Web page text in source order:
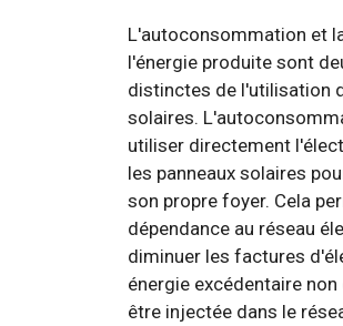
L'autoconsommation et
l'énergie produite sont
distinctes de l'utilisation
solaires.
utiliser directement
les panneaux solaires
son propre foyer. Cela
dépendance au réseau
diminuer les factures
énergie excédentaire
être injectée dans le